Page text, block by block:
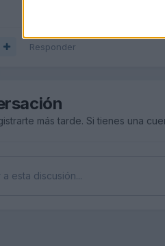
Responder
más tarde. Si tienes una
esta discusión...